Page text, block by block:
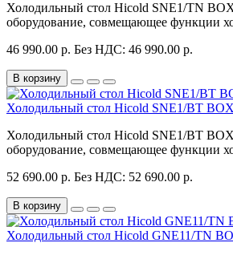
Холодильный стол Hicold SNE1/TN
оборудование, совмещающее функции
46 990.00 р. Без НДС: 46 990.00 р.
В корзину
Холодильный стол Hicold SNE1/BT BOX
Холодильный стол Hicold SNE1/BT
оборудование, совмещающее функции
52 690.00 р. Без НДС: 52 690.00 р.
В корзину
Холодильный стол Hicold GNE11/TN